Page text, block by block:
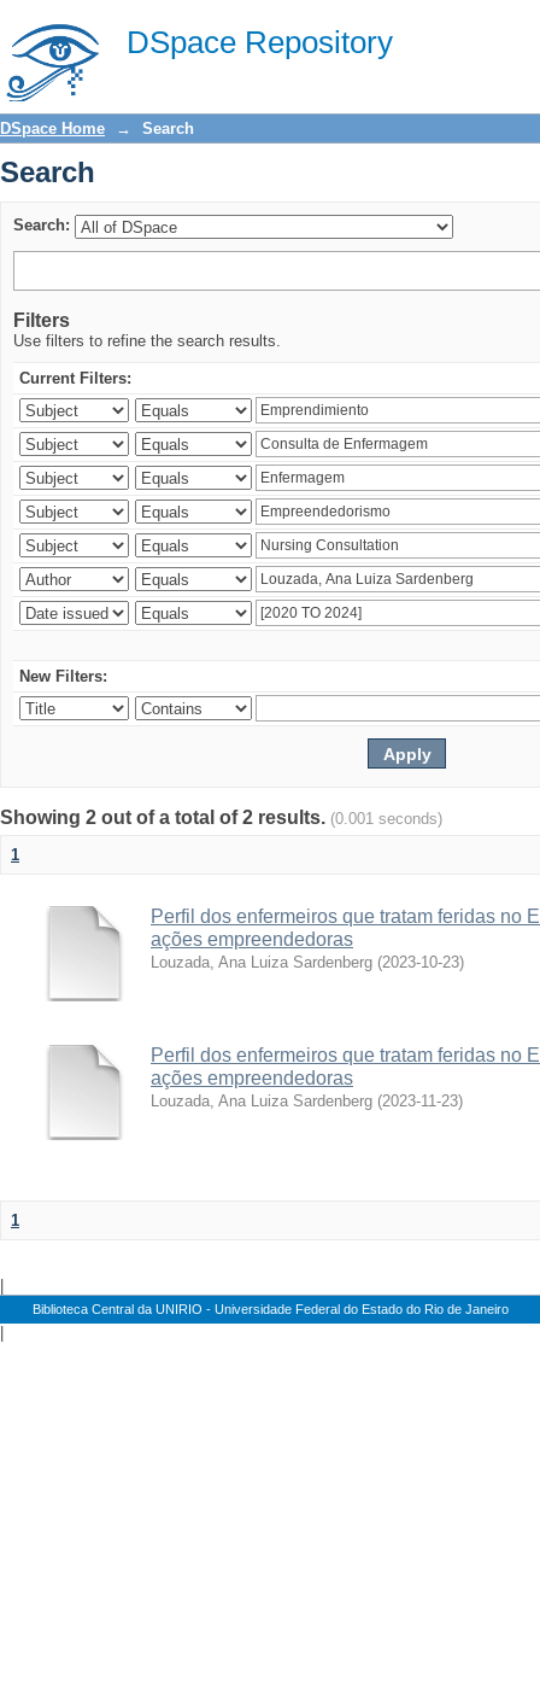
DSpace Repository
Search
DSpace Home → Search
Search
Search:
Filters
Use filters to refine the search results.
Current Filters:
New Filters:
Showing 2 out of a total of 2 results. (0.001 seconds)
1
Perfil dos enfermeiros que tratam feridas no
ações empreendedoras
Louzada, Ana Luiza Sardenberg (2023-10-23)
Perfil dos enfermeiros que tratam feridas no
ações empreendedoras
Louzada, Ana Luiza Sardenberg (2023-11-23)
1
Biblioteca Central da UNIRIO - Universidade Federal do Estado do Rio de Janeiro